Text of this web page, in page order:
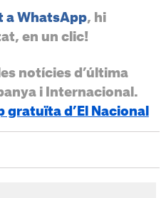
a WhatsApp, hi
en un clic!
notícies d’última
i Internacional.
gratuïta d’El Nacional